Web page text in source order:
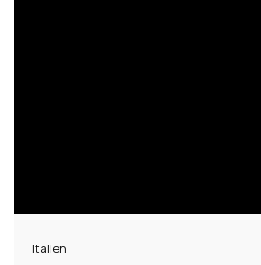
Italien